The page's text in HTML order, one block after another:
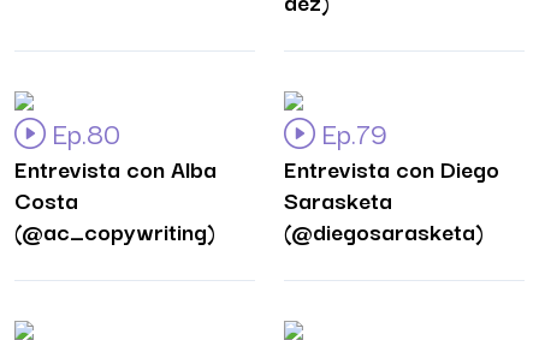
Ep.80
Entrevista con Alba
Costa
(@ac_copywriting)
Ep.79
Entrevista con Diego
Sarasketa
(@diegosarasketa)